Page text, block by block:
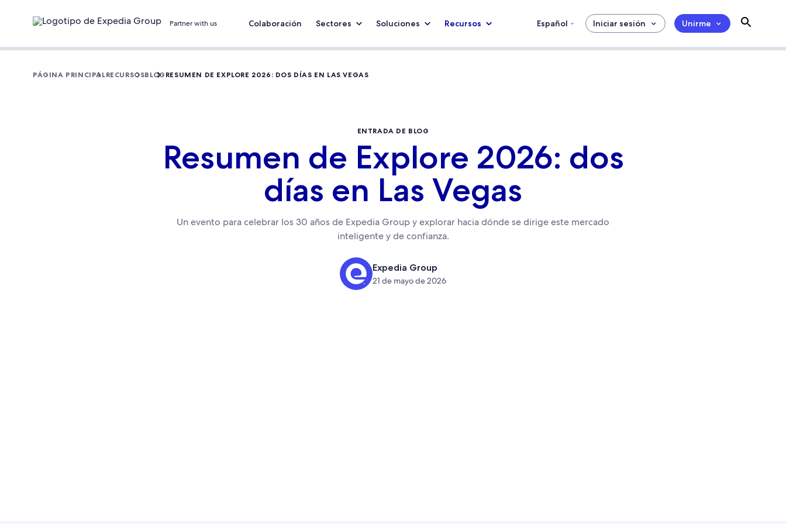
Partner with us Colaboración Sectores Soluciones Recursos Español Iniciar sesión Unirme
PÁGINA PRINCIPALRECURSOSBLOG RESUMEN DE EXPLORE 2026: DOS DÍAS EN LAS VEGAS
ENTRADA DE BLOG
Resumen de Explore 2026: dos
días en Las Vegas
Un evento para celebrar los 30 años de Expedia Group y explorar hacia dónde se dirige este mercado
inteligente y de confianza.
Expedia Group
21 de mayo de 2026